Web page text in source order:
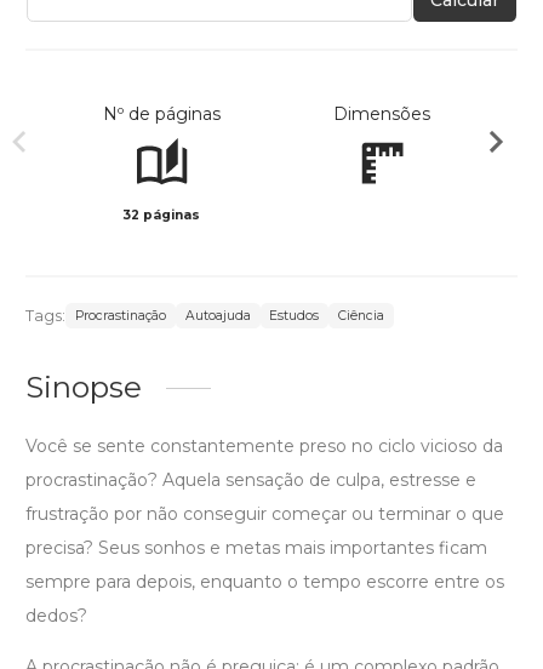
Nº de páginas
32 páginas
Dimensões
Tags: Procrastinação Autoajuda Estudos Ciência
Sinopse
Você se sente constantemente preso no ciclo vicioso da
procrastinação? Aquela sensação de culpa, estresse e
frustração por não conseguir começar ou terminar o que
precisa? Seus sonhos e metas mais importantes ficam
sempre para depois, enquanto o tempo escorre entre os
dedos?